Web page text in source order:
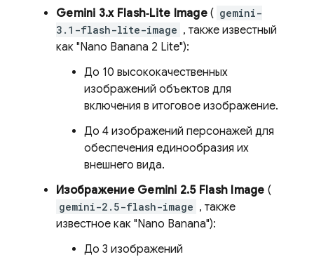
Gemini 3.x Flash‑Lite Image( gemini-
3.1-flash-lite-image , также известный
как "Nano Banana 2 Lite"):
До 10 высококачественных
изображений объектов для
включения в итоговое изображение.
До 4 изображений персонажей для
обеспечения единообразия их
внешнего вида.
Изображение Gemini 2.5 Flash Image (
gemini-2.5-flash-image , также
известное как "Nano Banana"):
До 3 изображений